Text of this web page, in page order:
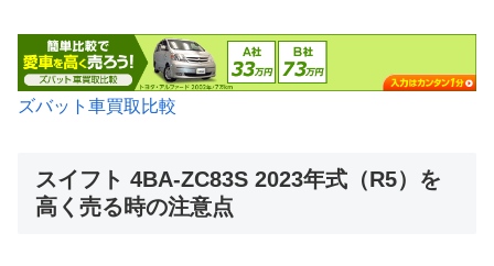
ズバット車買取比較
スイフト 4BA-ZC83S 2023年式（R5）を
高く売る時の注意点